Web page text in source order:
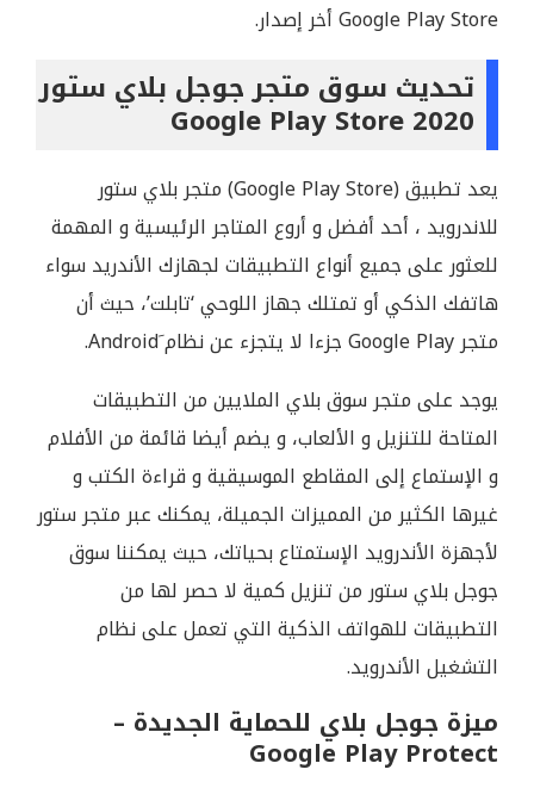
الاندرويد في Google Play Store
تحميل متجر جوجل بلاي للكمبيوتر 2020 أحدث
تحميل محاكي جوجل Play على الكمبيوتر الخاص
بك
لماذا أحتاج متجر جوجل بلاي ستور 2020؟
ماذا يعني ملف Play Store APK؟
متطلبات تشغيل متجر سوق قوقل بلاي ستور
التسميات الأخرى لمتجر جوجل بلاي ستور
معلومات تطبيق متجر جوجل بلاي ستور 2020
Google Play Store اخر إصدار
Google Play Store أخر إصدار.
تحديث سوق متجر جوجل بلاي ستور
2020 Google Play Store
يعد تطبيق (Google Play Store) متجر بلاي ستور
للاندرويد ، أحد أفضل و أروع المتاجر الرئيسية و المهمة
للعثور على جميع أنواع التطبيقات لجهازك الأندريد سواء
هاتفك الذكي أو تمتلك جهاز اللوحي ‘تابلت’، حيث أن
متجر Google Play جزءا لا يتجزء عن نظام َAndroid.
يوجد على متجر سوق بلاي الملايين من التطبيقات
المتاحة للتنزيل و الألعاب، و يضم أيضا قائمة من الأفلام
و الإستماع إلى المقاطع الموسيقية و قراءة الكتب و
غيرها الكثير من المميزات الجميلة، يمكنك عبر متجر ستور
لأجهزة الأندرويد الإستمتاع بحياتك، حيث يمكننا سوق
جوجل بلاي ستور من تنزيل كمية لا حصر لها من
التطبيقات للهواتف الذكية التي تعمل على نظام
التشغيل الأندرويد.
ميزة جوجل بلاي للحماية الجديدة –
Google Play Protect